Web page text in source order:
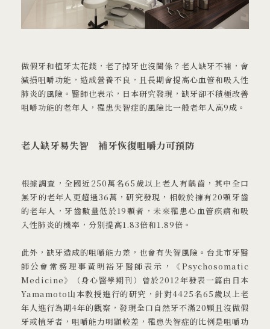
02 2912 1233
231 新北市 新店區 北新路三段88號
做假牙和植牙太花錢，老了掉牙也沒關係？老人缺牙不補，會
減損咀嚼功能，造成營養不良，且長期會提高心血管和吸入性
肺炎的風險。醫師也表示，日本研究發現，缺牙卻不積極改善
咀嚼功能的老年人，罹患失智症的風險比一般老年人高9成。
老人缺牙易失智 補牙恢復咀嚼力可預防
根據調查，全國近250萬名65歲以上老人有齲齒，其中全口
無牙的老年人更超過36萬，研究發現，相較於擁有20顆牙齒
的老年人，牙齒數量低於19顆者，未來罹患心血管疾病和吸
入性肺炎的機率，分別提高1.83倍和1.89倍。
此外，缺牙造成的咀嚼能力差，也會有失智風險。台北市牙醫
師公會常務理事黃明裕牙醫師表示，《Psychosomatic
Medicine》（身心醫學期刊）曾於2012年發表一篇由日本
Yamamoto山本教授進行的研究，針對4425名65歲以上老
年人進行為期4年的觀察，發現全口自然牙不滿20顆且沒做假
牙或植牙者，咀嚼能力明顯較差，罹患失智症的比例是咀嚼功